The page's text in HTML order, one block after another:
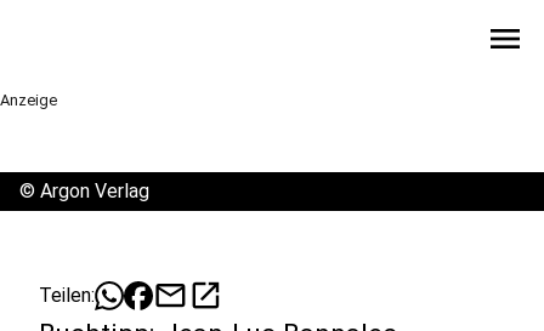
menu
Anzeige
© Argon Verlag
Teilen: mailopen_in_new